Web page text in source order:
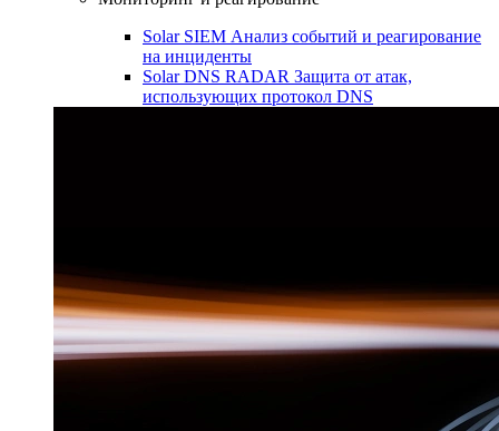
Solar SIEM Анализ событий и реагирование
на инциденты
Solar DNS RADAR Защита от атак,
использующих протокол DNS